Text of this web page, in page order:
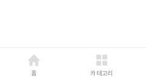
홈 카테고리